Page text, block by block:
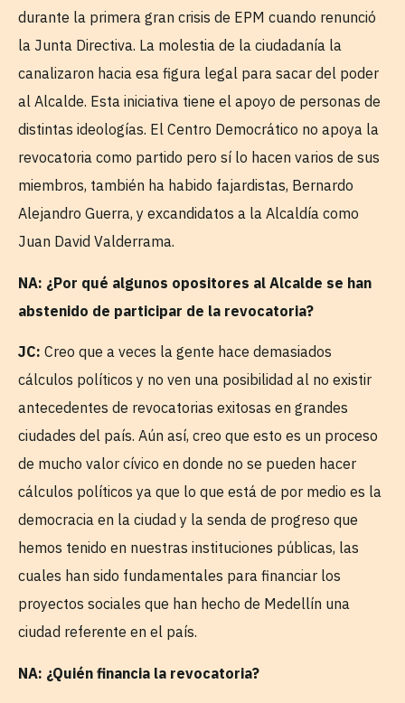
durante la primera gran crisis de EPM cuando renunció
la Junta Directiva. La molestia de la ciudadanía la
canalizaron hacia esa figura legal para sacar del poder
al Alcalde. Esta iniciativa tiene el apoyo de personas de
distintas ideologías. El Centro Democrático no apoya la
revocatoria como partido pero sí lo hacen varios de sus
miembros, también ha habido fajardistas, Bernardo
Alejandro Guerra, y excandidatos a la Alcaldía como
Juan David Valderrama.
NA: ¿Por qué algunos opositores al Alcalde se han
abstenido de participar de la revocatoria?
JC: Creo que a veces la gente hace demasiados
cálculos políticos y no ven una posibilidad al no existir
antecedentes de revocatorias exitosas en grandes
ciudades del país. Aún así, creo que esto es un proceso
de mucho valor cívico en donde no se pueden hacer
cálculos políticos ya que lo que está de por medio es la
democracia en la ciudad y la senda de progreso que
hemos tenido en nuestras instituciones públicas, las
cuales han sido fundamentales para financiar los
proyectos sociales que han hecho de Medellín una
ciudad referente en el país.
NA: ¿Quién financia la revocatoria?